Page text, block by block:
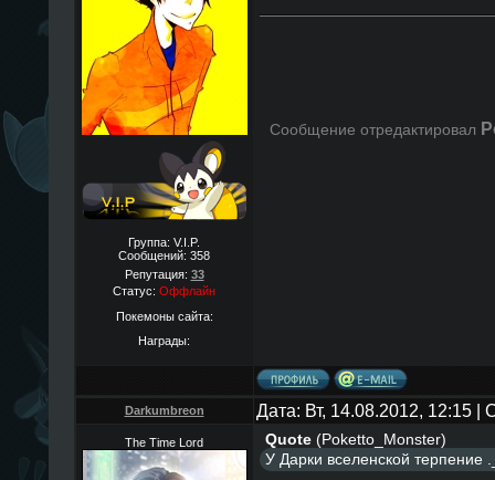
Группа: V.I.P.
Сообщений: 358
Репутация: 33
Статус: Оффлайн
Покемоны сайта:
Награды:
Сообщение отредактировал
Darkumbreon Дата: Вт, 14.08.2012, 12:15
The Time Lord Quote(Poketto_Monster)
У Дарки вселенской терпение